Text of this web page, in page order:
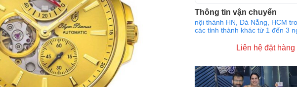
Thông tin vận chuyển
nội thành HN, Đà Nẵng, HCM
các tỉnh thành khác từ 1 đến 3
Liên hệ đặt hàng